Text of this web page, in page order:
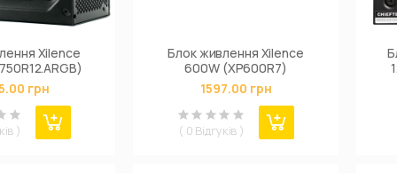
Xilence
грн
)
Блок живлення Xilence
600W (XP600R7)
1597.00 грн
( 0 Відгуків )